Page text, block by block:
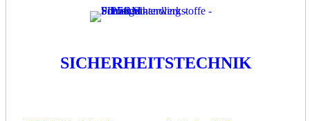
SICHERHEITSTECHNIK